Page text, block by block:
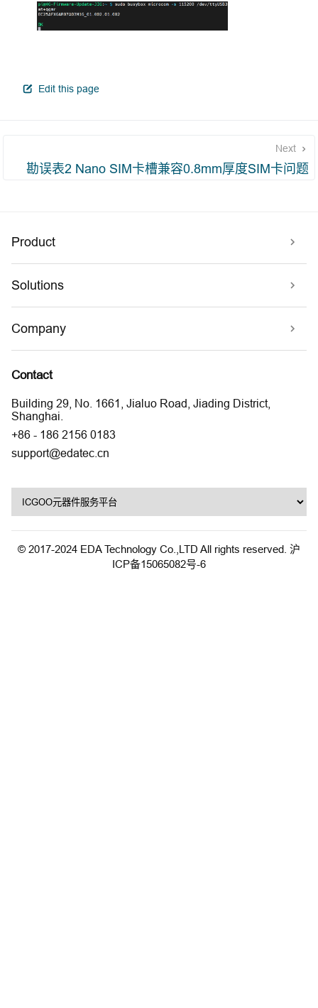
Edit this pageopen in new window
Next
勘误表2 Nano SIM卡槽兼容0.8mm厚度SIM卡问题
Product
Solutions
Company
Contact
Building 29, No. 1661, Jialuo Road, Jiading District,
Shanghai.
+86 - 186 2156 0183
support@edatec.cn
© 2017-2024 EDA Technology Co.,LTD All rights reserved. 沪
ICP备15065082号-6